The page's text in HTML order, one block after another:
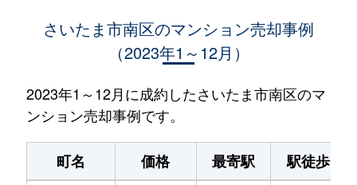
さいたま市南区のマンション売却事例
（2023年1～12月）
2023年1～12月に成約したさいたま市南区のマ
ンション売却事例です。
町名 価格 最寄駅 駅徒歩